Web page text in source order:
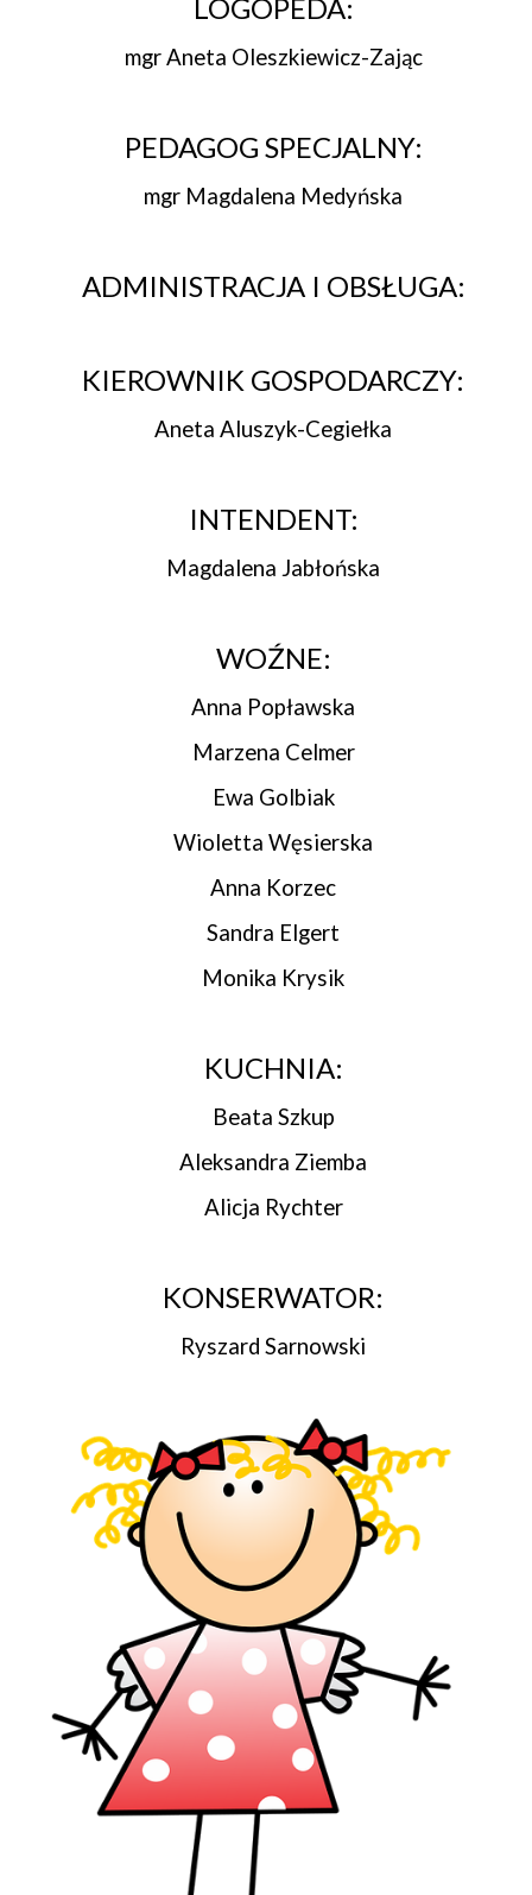
LOGOPEDA:
mgr Aneta Oleszkiewicz-Zając
PEDAGOG SPECJALNY:
mgr Magdalena Medyńska
ADMINISTRACJA I OBSŁUGA:
KIEROWNIK GOSPODARCZY:
Aneta Aluszyk-Cegiełka
INTENDENT:
Magdalena Jabłońska
WOŹNE:
Anna Popławska
Marzena Celmer
Ewa Golbiak
Wioletta Węsierska
Anna Korzec
Sandra Elgert
Monika Krysik
KUCHNIA:
Beata Szkup
Aleksandra Ziemba
Alicja Rychter
KONSERWATOR:
Ryszard Sarnowski